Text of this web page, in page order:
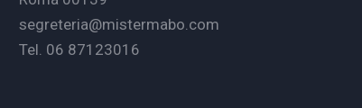
segreteria@mistermabo.com
Tel. 06 87123016